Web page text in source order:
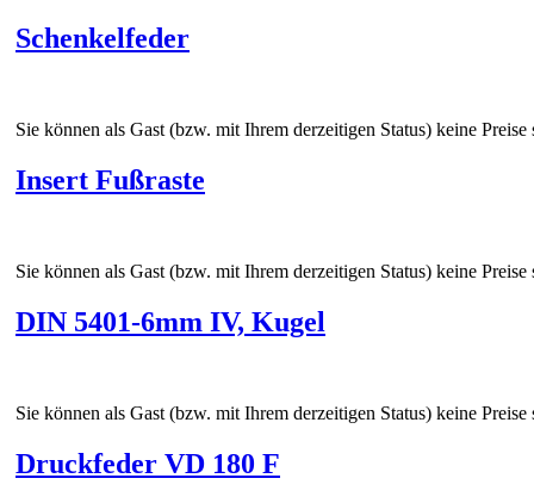
Schenkelfeder
Sie können als Gast (bzw. mit Ihrem derzeitigen Status) keine Preise
Insert Fußraste
Sie können als Gast (bzw. mit Ihrem derzeitigen Status) keine Preise
DIN 5401-6mm IV, Kugel
Sie können als Gast (bzw. mit Ihrem derzeitigen Status) keine Preise
Druckfeder VD 180 F